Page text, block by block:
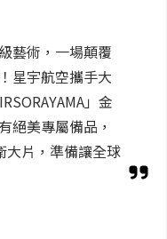
藝術，一場顛覆
星宇航空攜手大
」金
絕美專屬備品，
大片，準備讓全球